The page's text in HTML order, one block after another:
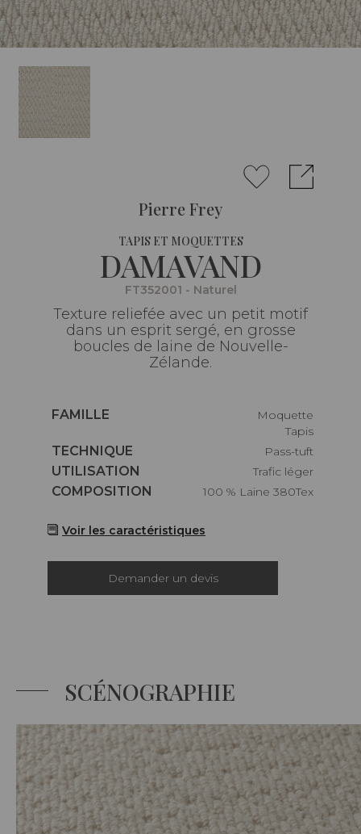
Pierre Frey
TAPIS ET MOQUETTES
DAMAVAND
FT352001 - Naturel
Texture reliefée avec un petit motif
dans un esprit sergé, en grosse
boucles de laine de Nouvelle-
Zélande.
Caractéristiques
FAMILLE
Moquette
Tapis
Caractéristiques
TECHNIQUE
Pass-tuft
Caractéristiques
UTILISATION
Trafic léger
Caractéristiques
COMPOSITION 100 % Laine 380Tex
Voir les caractéristiques
Demander un devis
SCÉNOGRAPHIE